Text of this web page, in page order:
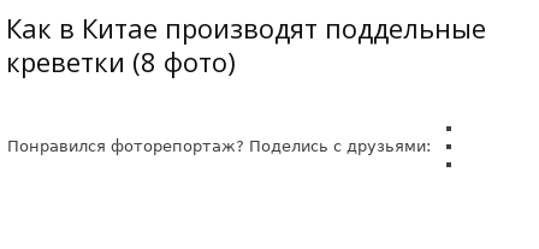
Как в Китае производят поддельные
креветки (8 фото)
Понравился фоторепортаж? Поделись с друзьями: